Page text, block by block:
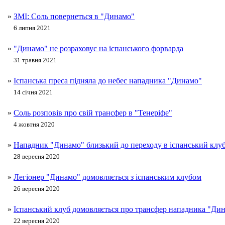
» ЗМІ: Соль повернеться в "Динамо"
6 липня 2021
» "Динамо" не розраховує на іспанського форварда
31 травня 2021
» Іспанська преса підняла до небес нападника "Динамо"
14 січня 2021
» Соль розповів про свій трансфер в "Тенеріфе"
4 жовтня 2020
» Нападник "Динамо" близький до переходу в іспанський
28 вересня 2020
» Легіонер "Динамо" домовляється з іспанським клубом
26 вересня 2020
» Іспанський клуб домовляється про трансфер нападника
22 вересня 2020